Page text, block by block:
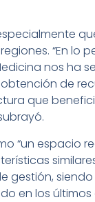
“En lo
nos ha
de
que
“un espacio
gestión,
en los últimos